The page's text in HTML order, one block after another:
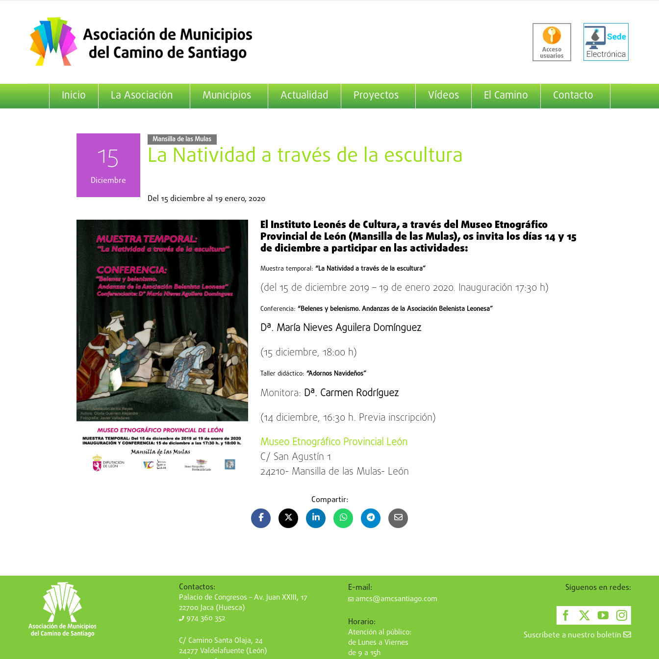
contenido
Inicio La Asociación Municipios Actualidad Proyectos Vídeos El Camino Contacto
15
Diciembre
Mansilla de las Mulas
La Natividad a través de la escultura
Del 15 diciembre al 19 enero, 2020
El Instituto Leonés de Cultura, a través delMuseo Etnográfico
Provincial de León (Mansilla de las Mulas), os invita los días14 y 15
de diciembrea participar en las actividades:
Muestra temporal: “La Natividad a través de la escultura”
(del 15 de diciembre 2019 – 19 de enero 2020. Inauguración 17:30 h)
Conferencia: “Belenes y belenismo. Andanzas de la Asociación Belenista Leonesa”
Dª. María Nieves Aguilera Domínguez
(15 diciembre, 18:00 h)
Taller didáctico: “Adornos Navideños”
Monitora: Dª. Carmen Rodríguez
(14 diciembre, 16:30 h. Previa inscripción)
Museo Etnográfico Provincial León
C/ San Agustín 1
24210- Mansilla de las Mulas- León
Compartir:
Contactos:
Palacio de Congresos – Av. Juan XXIII, 17
22700 Jaca (Huesca)
974 360 352
C/ Camino Santa Olaja, 24
24277 Valdelafuente (León)
E-mail:
amcs@amcsantiago.com
Horario:
Atención al público:
de Lunes a Viernes
de 9 a 15h
Síguenos en redes:
Suscríbete a nuestro boletín